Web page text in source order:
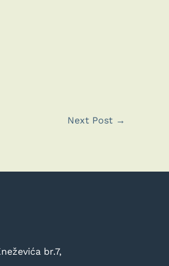
Next Post →
br.7,